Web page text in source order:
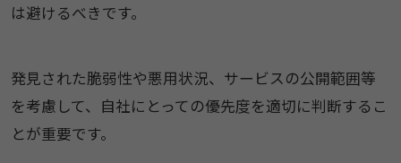
は避けるべきです。
発見された脆弱性や悪用状況、サービスの公開範囲等
を考慮して、自社にとっての優先度を適切に判断するこ
とが重要です。